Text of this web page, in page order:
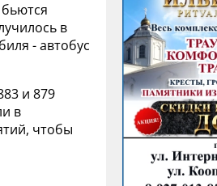
в
- автобус
и 879
в
чтобы